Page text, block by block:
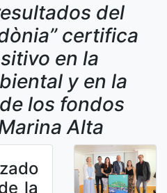
del
certifica
en la
y en la
los fondos
Alta
la